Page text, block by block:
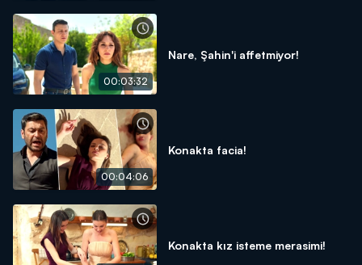
00:03:32
Nare, Şahin'i affetmiyor!
00:04:06
Konakta facia!
Konakta kız isteme merasimi!